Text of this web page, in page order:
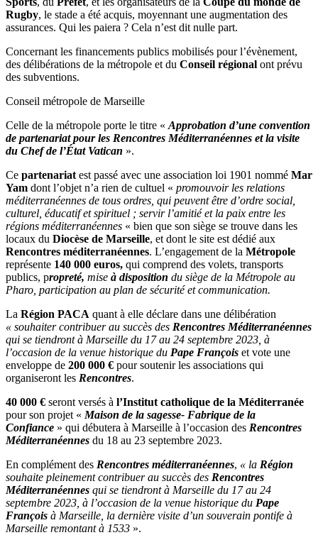
Rugby, le stade a été acquis, moyennant une augmentation des
assurances. Qui les paiera ? Cela n’est dit nulle part.
Concernant les financements publics mobilisés pour l’évènement,
des délibérations de la métropole et du Conseil régional ont prévu
des subventions.
Conseil métropole de Marseille
Celle de la métropole porte le titre « Approbation d’une convention
de partenariat pour les Rencontres Méditerranéennes et la visite
du Chef de l’État Vatican ».
Ce partenariat est passé avec une association loi 1901 nommé Mar
Yam dont l’objet n’a rien de cultuel « promouvoir les relations
méditerranéennes de tous ordres, qui peuvent être d’ordre social,
culturel, éducatif et spirituel ; servir l’amitié et la paix entre les
régions méditerranéennes « bien que son siège se trouve dans les
locaux du Diocèse de Marseille, et dont le site est dédié aux
Rencontres méditerranéennes. L’engagement de la Métropole
représente 140 000 euros, qui comprend des volets, transports
publics, propreté, mise à disposition du siège de la Métropole au
Pharo, participation au plan de sécurité et communication.
La Région PACA quant à elle déclare dans une délibération
« souhaitercontribuer au succès des Rencontres Méditerranéennes
qui se tiendront à Marseille du 17 au 24 septembre 2023, à
l’occasion de la venue historique du Pape François et vote une
enveloppe de 200 000 € pour soutenir les associations qui
organiseront les Rencontres.
40 000 € seront versés à l’Institut catholique de la Méditerranée
pour son projet « Maison de la sagesse- Fabrique de la
Confiance » qui débutera à Marseille à l’occasion des Rencontres
Méditerranéennes du 18 au 23 septembre 2023.
En complément des Rencontres méditerranéennes, « la Région
souhaite pleinement contribuer au succès des Rencontres
Méditerranéennes qui se tiendront à Marseille du 17 au 24
septembre 2023, à l’occasion de la venue historique du Pape
François à Marseille, la dernière visite d’un souverain pontife à
Marseille remontant à 1533 ».